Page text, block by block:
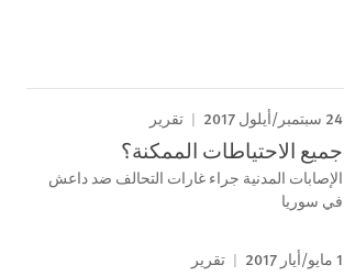
24 سبتمبر/أيلول 2017 تقرير
جميع الاحتياطات الممكنة؟
الإصابات المدنية جراء غارات التحالف ضد داعش
في سوريا
1 مايو/أيار 2017 تقرير